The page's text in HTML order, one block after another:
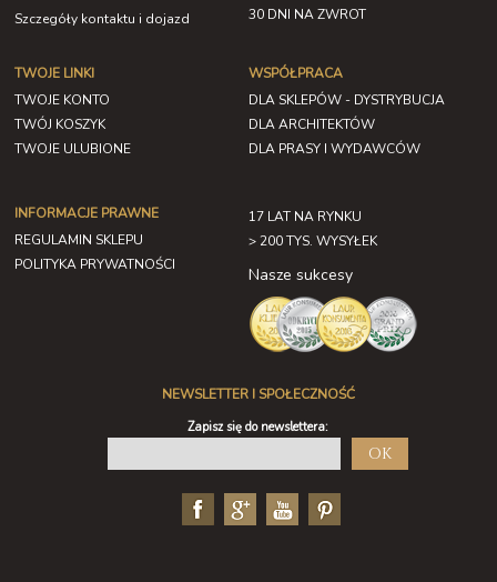
Szczegóły kontaktu i dojazd
30 DNI NA ZWROT
TWOJE LINKI
TWOJE KONTO
TWÓJ KOSZYK
TWOJE ULUBIONE
INFORMACJE PRAWNE
REGULAMIN SKLEPU
POLITYKA PRYWATNOŚCI
WSPÓŁPRACA
DLA SKLEPÓW - DYSTRYBUCJA
DLA ARCHITEKTÓW
DLA PRASY I WYDAWCÓW
17 LAT NA RYNKU
> 200 TYS. WYSYŁEK
Nasze sukcesy
NEWSLETTER I SPOŁECZNOŚĆ
Zapisz się do newslettera:
OK